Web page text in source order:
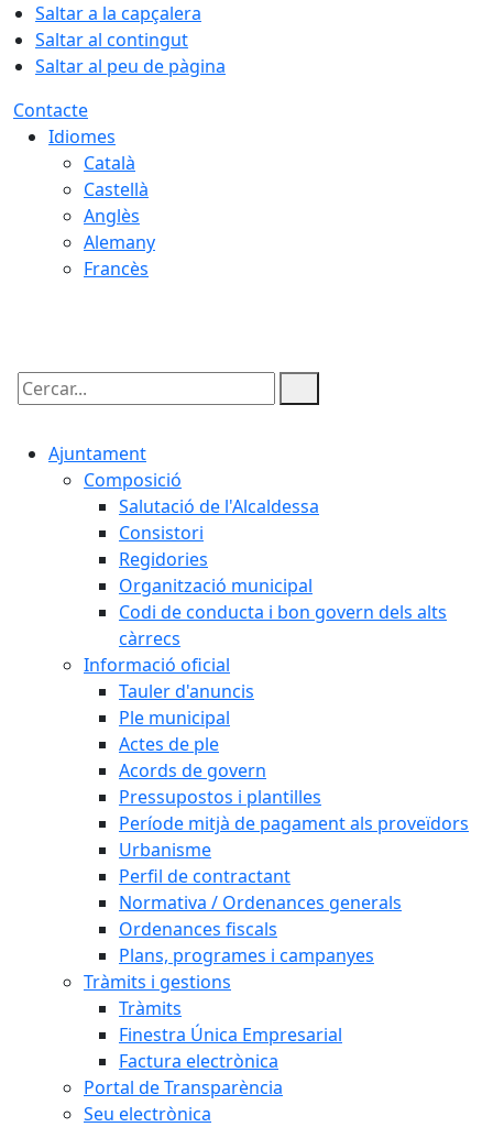
Saltar a la capçalera
Saltar al contingut
Saltar al peu de pàgina
Contacte
Idiomes
Català
Castellà
Anglès
Alemany
Francès
Cercar:
Ajuntament
Composició
Salutació de l'Alcaldessa
Consistori
Regidories
Organització municipal
Codi de conducta i bon govern dels alts
càrrecs
Informació oficial
Tauler d'anuncis
Ple municipal
Actes de ple
Acords de govern
Pressupostos i plantilles
Període mitjà de pagament als proveïdors
Urbanisme
Perfil de contractant
Normativa / Ordenances generals
Ordenances fiscals
Plans, programes i campanyes
Tràmits i gestions
Tràmits
Finestra Única Empresarial
Factura electrònica
Portal de Transparència
Seu electrònica